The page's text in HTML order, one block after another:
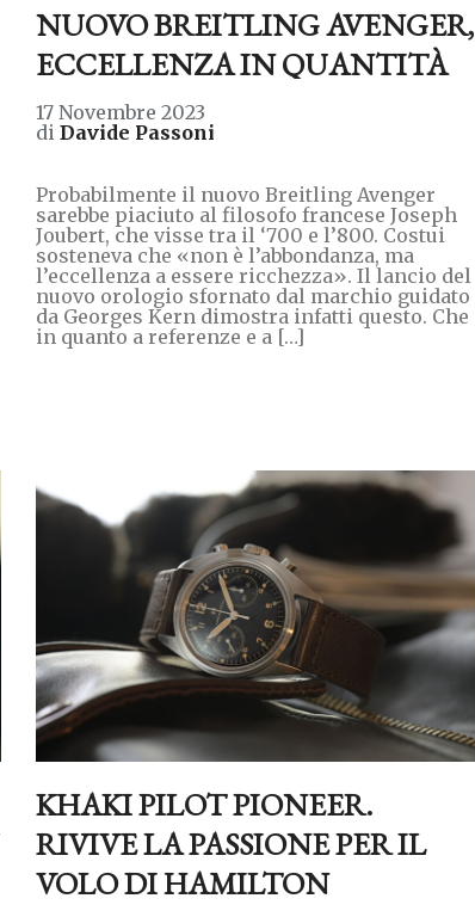
NUOVO BREITLING AVENGER,
ECCELLENZA IN QUANTITÀ
17 Novembre 2023
di Davide Passoni
Probabilmente il nuovo Breitling Avenger
sarebbe piaciuto al filosofo francese Joseph
Joubert, che visse tra il ‘700 e l’800. Costui
sosteneva che «non è l’abbondanza, ma
l’eccellenza a essere ricchezza». Il lancio del
nuovo orologio sfornato dal marchio guidato
da Georges Kern dimostra infatti questo. Che
in quanto a referenze e a […]
KHAKI PILOT PIONEER.
RIVIVE LA PASSIONE PER IL
VOLO DI HAMILTON